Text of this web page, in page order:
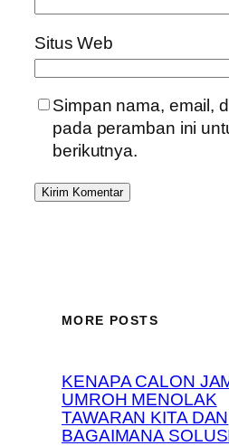
Situs Web
Simpan nama, email,
pada peramban ini
berikutnya.
MORE POSTS
KENAPA CALON
UMROH MENOLAK
TAWARAN KITA DAN
BAGAIMANA